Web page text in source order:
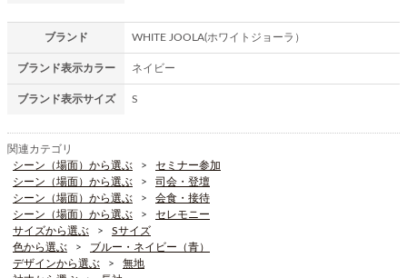
ブランド WHITE JOOLA(ホワイトジョーラ）
ブランド表示カラー ネイビー
ブランド表示サイズ S
関連カテゴリ
シーン（場面）から選ぶ
セミナー参加
シーン（場面）から選ぶ
司会・登壇
シーン（場面）から選ぶ
会食・接待
シーン（場面）から選ぶ
セレモニー
サイズから選ぶ
Sサイズ
色から選ぶ
ブルー・ネイビー（青）
デザインから選ぶ
無地